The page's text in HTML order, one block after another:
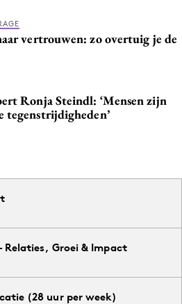
vertrouwen: zo overtuig je de
Ronja Steindl: ‘Mensen zijn
tegenstrijdigheden’
Groei & Impact
(28 uur per week)